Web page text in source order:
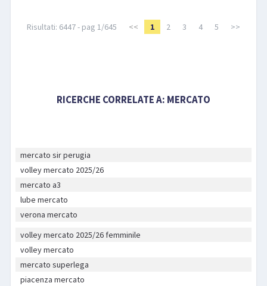
Risultati: 6447 - pag 1/645 << 1 2 3 4 5 >>
RICERCHE CORRELATE A: MERCATO
mercato sir perugia
volley mercato 2025/26
mercato a3
lube mercato
verona mercato
volley mercato 2025/26 femminile
volley mercato
mercato superlega
piacenza mercato